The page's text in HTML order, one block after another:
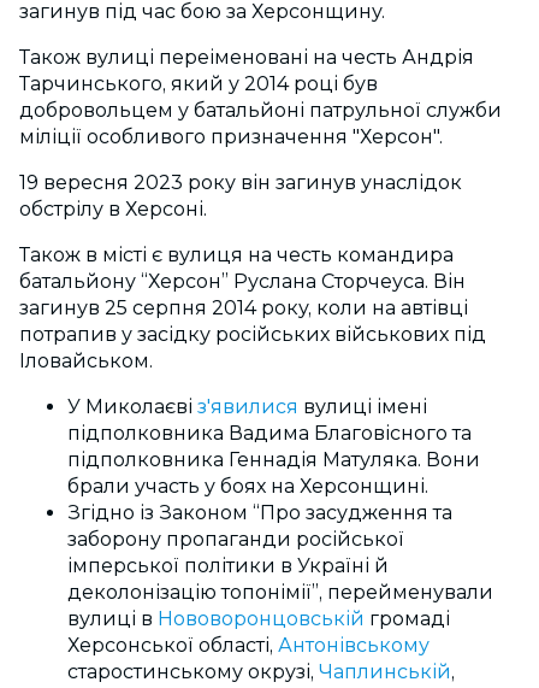
загинув під час бою за Херсонщину.
Також вулиці переіменовані на честь Андрія
Тарчинського, який у 2014 році був
добровольцем у батальйоні патрульної служби
міліції особливого призначення "Херсон".
19 вересня 2023 року він загинув унаслідок
обстрілу в Херсоні.
Також в місті є вулиця на честь командира
батальйону “Херсон” Руслана Сторчеуса. Він
загинув 25 серпня 2014 року, коли на автівці
потрапив у засідку російських військових під
Іловайськом.
У Миколаєві з'явилися вулиці імені
підполковника Вадима Благовісного та
підполковника Геннадія Матуляка. Вони
брали участь у боях на Херсонщині.
Згідно із Законом “Про засудження та
заборону пропаганди російської
імперської політики в Україні й
деколонізацію топонімії”, перейменували
вулиці в Нововоронцовській громаді
Херсонської області, Антонівському
старостинському окрузі, Чаплинській,